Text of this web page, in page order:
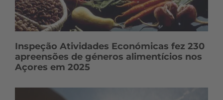
Inspeção Atividades Económicas fez 230
apreensões de géneros alimentícios nos
Açores em 2025